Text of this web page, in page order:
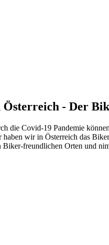
- Der
die Covid-19 Pandemie
wir in Österreich das
freundlichen Orten und